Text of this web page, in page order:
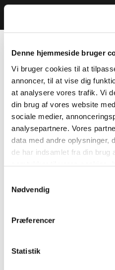
Denne hjemmeside bruger
Vi bruger cookies til at
annoncer, til at vise dig
at analysere vores trafik. Vi
din brug af vores website
sociale medier,
analysepartnere. Vores
data med andre oplysninger,
de har indsamlet fra din brug
Nødvendig
Præferencer
Statistik